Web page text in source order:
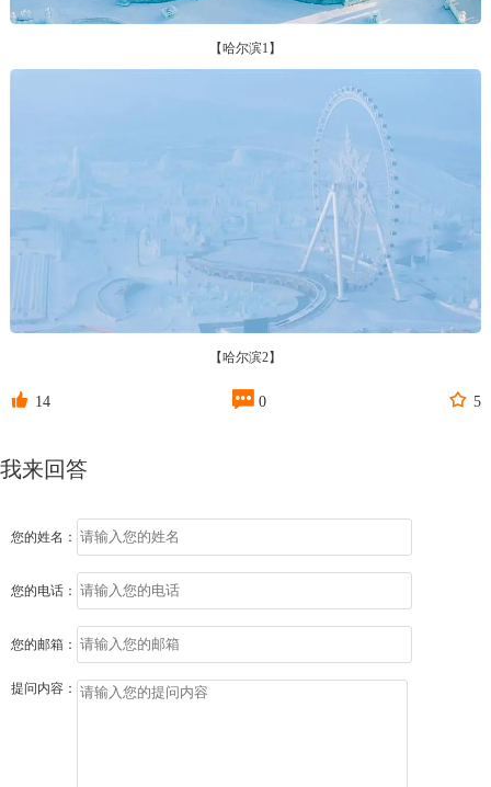
【哈尔滨1】
【哈尔滨2】
 14  0  5
我来回答
您的姓名：
您的电话：
您的邮箱：
提问内容：